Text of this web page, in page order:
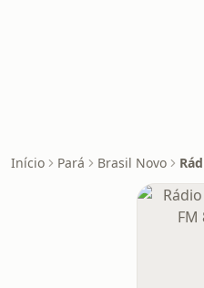
Início Pará Brasil Novo